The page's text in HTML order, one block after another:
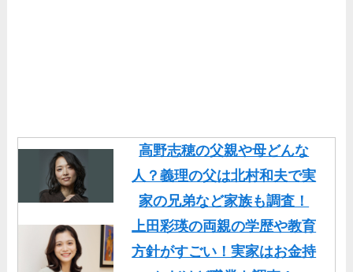
高野志穂の父親や母どんな
人？義理の父は北村和夫で実
家の兄弟など家族も調査！
上田彩瑛の両親の学歴や教育
方針がすごい！実家はお金持